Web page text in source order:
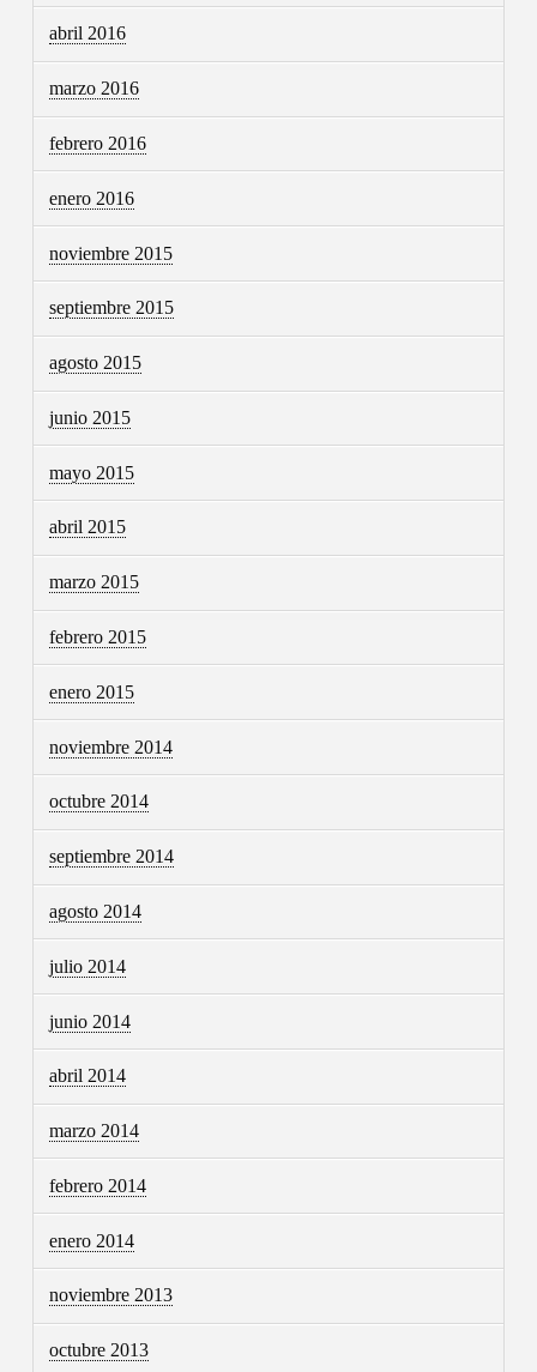
abril 2016
marzo 2016
febrero 2016
enero 2016
noviembre 2015
septiembre 2015
agosto 2015
junio 2015
mayo 2015
abril 2015
marzo 2015
febrero 2015
enero 2015
noviembre 2014
octubre 2014
septiembre 2014
agosto 2014
julio 2014
junio 2014
abril 2014
marzo 2014
febrero 2014
enero 2014
noviembre 2013
octubre 2013